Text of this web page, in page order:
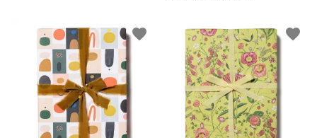
favorite favorite